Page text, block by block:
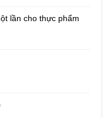
lần cho thực phẩm